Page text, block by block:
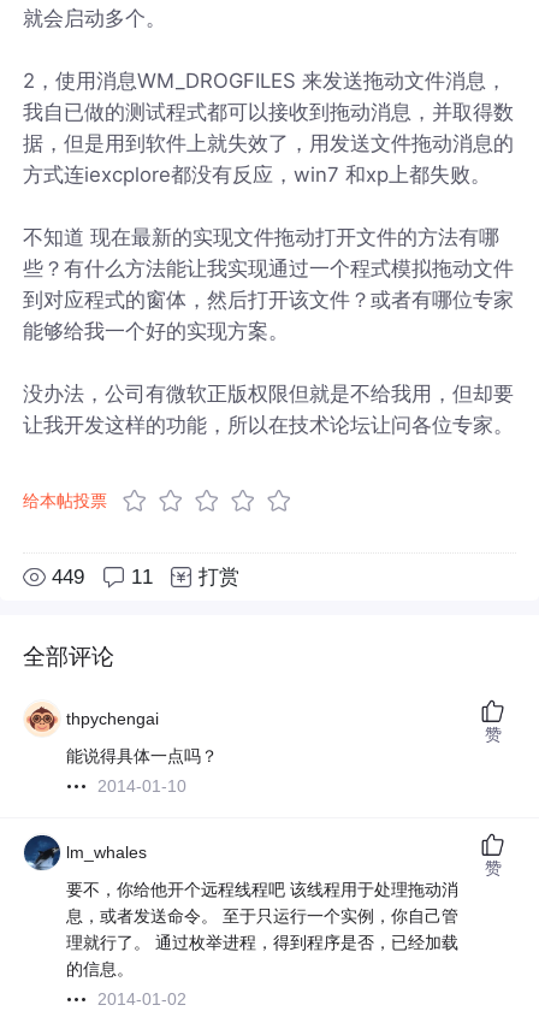
就会启动多个。
2，使用消息WM_DROGFILES 来发送拖动文件消息，
我自已做的测试程式都可以接收到拖动消息，并取得数
据，但是用到软件上就失效了，用发送文件拖动消息的
方式连iexcplore都没有反应，win7 和xp上都失败。
不知道 现在最新的实现文件拖动打开文件的方法有哪
些？有什么方法能让我实现通过一个程式模拟拖动文件
到对应程式的窗体，然后打开该文件？或者有哪位专家
能够给我一个好的实现方案。
没办法，公司有微软正版权限但就是不给我用，但却要
让我开发这样的功能，所以在技术论坛让问各位专家。
给本帖投票
449 11 打赏
全部评论
thpychengai
能说得具体一点吗？
2014-01-10
赞
lm_whales
要不，你给他开个远程线程吧 该线程用于处理拖动消
息，或者发送命令。 至于只运行一个实例，你自己管
理就行了。 通过枚举进程，得到程序是否，已经加载
的信息。
2014-01-02
赞